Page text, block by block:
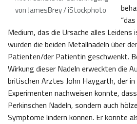
von JamesBrey / iStockphoto
Medium, das die Ursache alles Leidens
wurden die beiden Metallnadeln über
Patienten/der Patientin geschwenkt.
Wirkung dieser Nadeln erweckten die
britischen Arztes John Haygarth, der
Experimenten nachweisen konnte,
Perkinschen Nadeln, sondern auch
Symptome lindern können. Er konnte